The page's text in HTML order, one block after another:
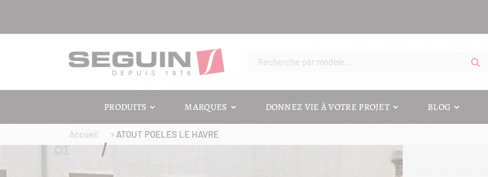
PRODUITS MARQUES DONNEZ VIE À VOTRE PROJET BLOG
Accueil ATOUT POELES LE HAVRE